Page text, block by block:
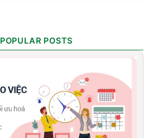
POPULAR POSTS